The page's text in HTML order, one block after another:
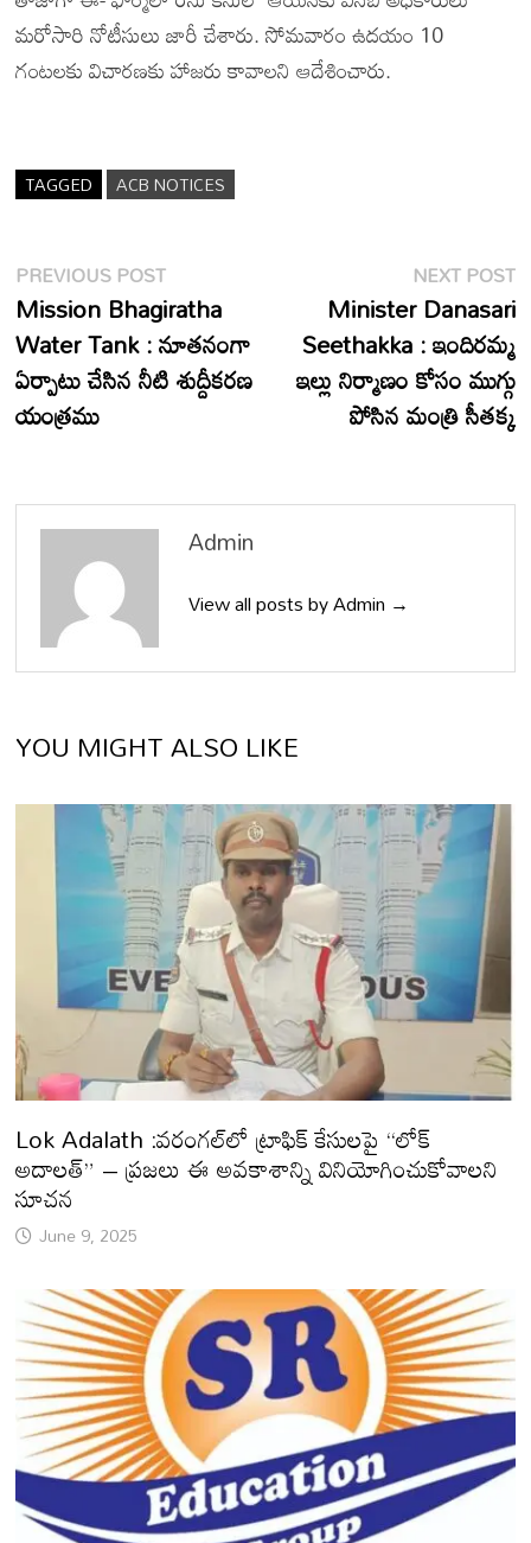
మరోసారి నోటీసులు జారీ చేశారు. సోమవారం ఉదయం 10
గంటలకు విచారణకు హాజరు కావాలని ఆదేశించారు.
TAGGED ACB NOTICES
Post
navigation
PREVIOUS POSTPrevious
post:
Mission Bhagiratha
Water Tank : నూతనంగా
ఏర్పాటు చేసిన నీటి శుద్దీకరణ
యంత్రము
NEXT POST
Minister Danasari
Seethakka : ఇందిరమ్మ
ఇల్లు నిర్మాణం కోసం ముగ్గు
పోసిన మంత్రి సీతక్క
Admin
View all posts by Admin →
YOU MIGHT ALSO LIKE
Lok Adalath :వరంగల్‌లో ట్రాఫిక్ కేసులపై “లోక్
అదాలత్” – ప్రజలు ఈ అవకాశాన్ని వినియోగించుకోవాలని
సూచన
June 9, 2025